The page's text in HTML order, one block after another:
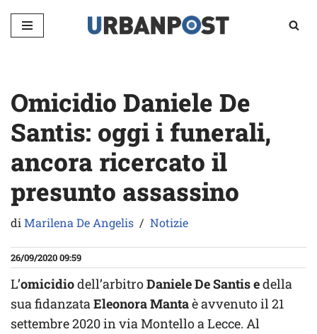
Vai
Omicidio Daniele De
Santis: oggi i funerali,
ancora ricercato il
presunto assassino
diMarilena De Angelis Notizie
26/09/2020 09:59
L’omicidiodell’arbitroDaniele De Santis edella
sua fidanzataEleonora Mantaè avvenuto il 21
settembre 2020 in via Montello a Lecce. Al